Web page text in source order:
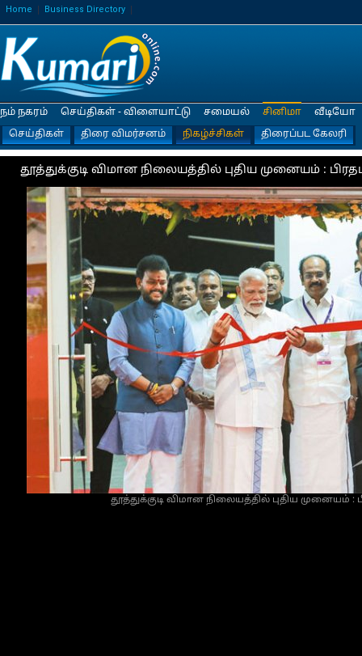
Home Business Directory
நம் நகரம் செய்திகள் - விளையாட்டு சமையல்
சினிமா
செய்திகள்
திரை விமர்சனம் நிகழ்ச்சிகள் திரைப்பட கேலரி
வீடியோ
தூத்துக்குடி விமான நிலையத்தில் புதிய முனையம் :
தூத்துக்குடி விமான நிலையத்தில் புதிய முனையம் :